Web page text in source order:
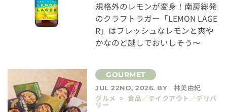
規格外のレモンが変身！南房総発
のクラフトラガー「LEMON LAGE
R」はフレッシュなレモンと爽や
かなのど越しでおいしそう～
JUL 22ND, 2026. BY
林美由紀
グルメ > 食品／テイクアウト／デリバ
リー